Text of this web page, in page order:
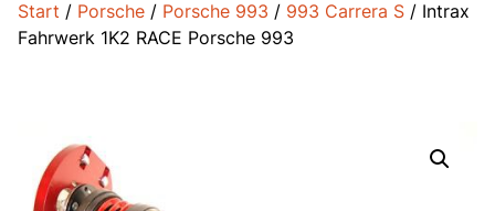
Start / Porsche / Porsche 993 / 993 Carrera S / Intrax
Fahrwerk 1K2 RACE Porsche 993